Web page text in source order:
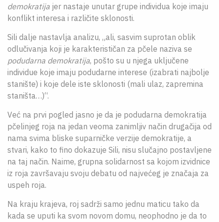
demokratija jer nastaje unutar grupe individua koje imaju
konflikt interesa i različite sklonosti.
Sili dalje nastavlja analizu, „ali, sasvim suprotan oblik
odlučivanja koji je karakterističan za pčele naziva se
podudarna demokratija, pošto su u njega uključene
individue koje imaju podudarne interese (izabrati najbolje
stanište) i koje dele iste sklonosti (mali ulaz, zapremina
staništa…)“.
Već na prvi pogled jasno je da je podudarna demokratija
pčelinjeg roja na jedan veoma zanimljiv način drugačija od
nama svima bliske suparničke verzije demokratije, a
stvari, kako to fino dokazuje Sili, nisu slučajno postavljene
na taj način. Naime, grupna solidarnost sa kojom izvidnice
iz roja završavaju svoju debatu od najvećeg je značaja za
uspeh roja.
Na kraju krajeva, roj sadrži samo jednu maticu tako da
kada se uputi ka svom novom domu, neophodno je da to